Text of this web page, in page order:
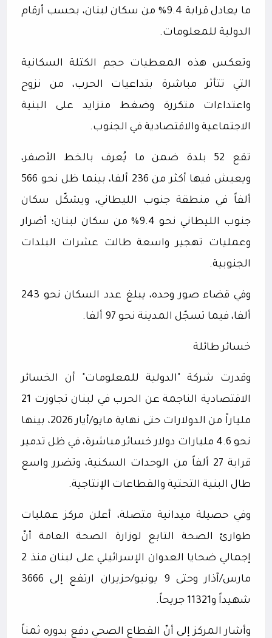
ما يعادل قرابة 9.4% من سكان لبنان، بحسب أرقام
الدولية للمعلومات.
وتعكس هذه المعطيات حجم الكتلة السكانية
التي تتأثر مباشرة بتداعيات الحرب، من نزوح
واعتداءات متكررة وضغط متزايد على البنية
الاجتماعية والاقتصادية في الجنوب.
تقع 52 بلدة ضمن ما يُعرف بالخط الأصفر،
ويعيش فيها أكثر من 236 ألفا، بينما ظل نحو 566
ألفاً في منطقة جنوب الليطاني، ويشكّل سكان
جنوب الليطاني نحو 9.4% من سكان لبنان؛ أضرار
وعمليات تهجير واسعة طالت عشرات البلدات
الجنوبية.
وفي قضاء صور وحده، يبلغ عدد السكان نحو 243
ألفا، فيما تسجّل المدينة نحو 97 ألفا.
خسائر طائلة
وقدرت شركة "الدولية للمعلومات" أن الخسائر
الاقتصادية الناجمة عن الحرب في لبنان تجاوزت 21
ملياراً من الدولارات حتى نهاية مايو/أيار 2026، بينها
نحو 4.6 مليارات دولار خسائر مباشرة، في ظل تدمير
قرابة 27 ألفاً من الوحدات السكنية، وتضرر واسع
طال البنية التحتية والقطاعات الإنتاجية.
وفي حصيلة ميدانية متصلة، أعلن مركز عمليات
طوارئ الصحة التابع لوزارة الصحة العامة أنّ
إجمالي ضحايا العدوان الإسرائيلي على لبنان منذ 2
مارس/آذار وحتى 9 يونيو/حزيران ارتفع إلى 3666
شهيداً و11321 جريحاً.
وأشار المركز إلى أنّ القطاع الصحي دفع بدوره ثمناً